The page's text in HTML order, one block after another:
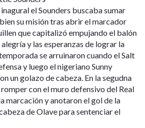
el Sounders buscaba sumar
su misión tras abrir el marcador
que capitalizó empujando el balón
y las esperanzas de lograr la
se arruinaron cuando el Salt
y luego el nigeriano Sunny
un golazo de cabeza. En la segudna
con el muro defensivo del Real
marcación y anotaron el gol de la
de Olave para sentenciar el